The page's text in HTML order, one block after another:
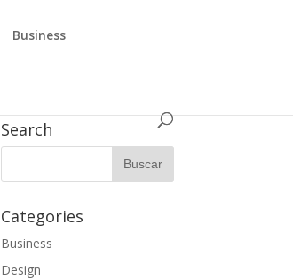
Business
Search
Categories
Business
Design